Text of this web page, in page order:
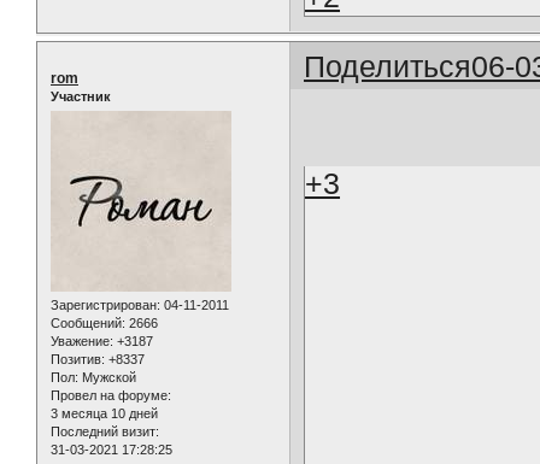
Поделиться06-
rom
Участник
Зарегистрирован: 04-11-2011
Сообщений: 2666
Уважение: +3187
Позитив: +8337
Пол: Мужской
Провел на форуме:
3 месяца 10 дней
Последний визит:
31-03-2021 17:28:25
+3